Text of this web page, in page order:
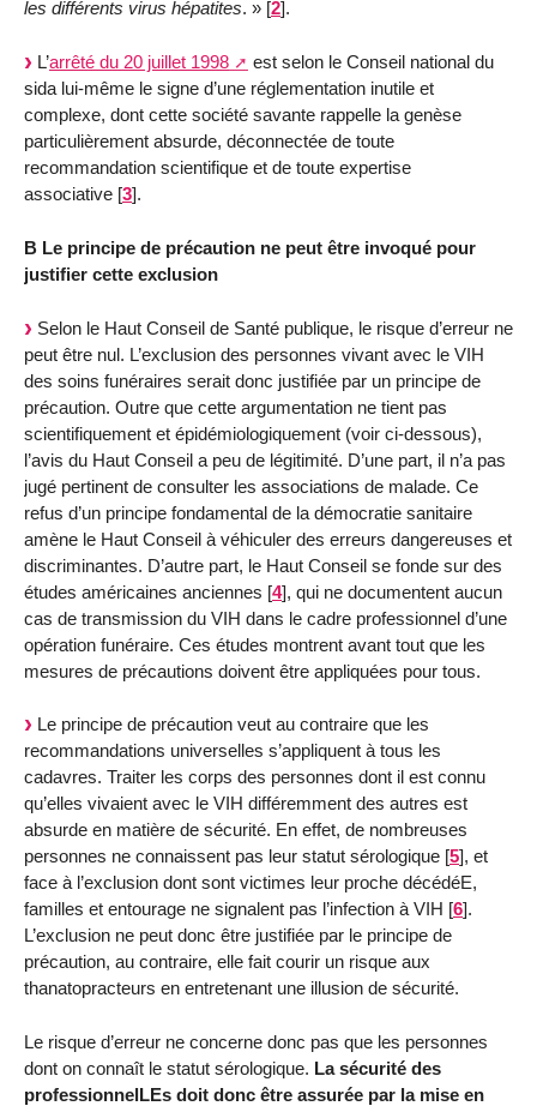
les différents virus hépatites. » [2].
L’arrêté du 20 juillet 1998
est selon le Conseil national du
sida lui-même le signe d’une réglementation inutile et
complexe, dont cette société savante rappelle la genèse
particulièrement absurde, déconnectée de toute
recommandation scientifique et de toute expertise
associative [3].
B Le principe de précaution ne peut être invoqué pour
justifier cette exclusion
Selon le Haut Conseil de Santé publique, le risque d’erreur ne
peut être nul. L’exclusion des personnes vivant avec le VIH
des soins funéraires serait donc justifiée par un principe de
précaution. Outre que cette argumentation ne tient pas
scientifiquement et épidémiologiquement (voir ci-dessous),
l’avis du Haut Conseil a peu de légitimité. D’une part, il n’a pas
jugé pertinent de consulter les associations de malade. Ce
refus d’un principe fondamental de la démocratie sanitaire
amène le Haut Conseil à véhiculer des erreurs dangereuses et
discriminantes. D’autre part, le Haut Conseil se fonde sur des
études américaines anciennes [4], qui ne documentent aucun
cas de transmission du VIH dans le cadre professionnel d’une
opération funéraire. Ces études montrent avant tout que les
mesures de précautions doivent être appliquées pour tous.
Le principe de précaution veut au contraire que les
recommandations universelles s’appliquent à tous les
cadavres. Traiter les corps des personnes dont il est connu
qu’elles vivaient avec le VIH différemment des autres est
absurde en matière de sécurité. En effet, de nombreuses
personnes ne connaissent pas leur statut sérologique [5], et
face à l’exclusion dont sont victimes leur proche décédéE,
familles et entourage ne signalent pas l’infection à VIH [6].
L’exclusion ne peut donc être justifiée par le principe de
précaution, au contraire, elle fait courir un risque aux
thanatopracteurs en entretenant une illusion de sécurité.
Le risque d’erreur ne concerne donc pas que les personnes
dont on connaît le statut sérologique. La sécurité des
professionnelLEs doit donc être assurée par la mise en